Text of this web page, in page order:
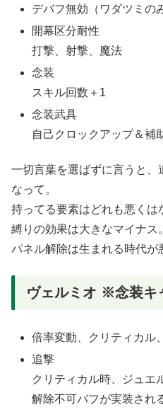
デバフ無効（ワダツミの
開幕区分耐性
打撃、射撃、魔法
念装
スキル回数＋1
念装武具
自己クロックアップ＆補
一切言葉を選ばずに言うと
なって。
持ってる要素はどれも悪くは
縛りの効果は大きなマイナス。
パネル解除は生まれる時代が
ヴェルミオ ※念装キ
倍率変動、クリティカル
追撃
クリティカル時、ジュエ
解除不可バフが実装され